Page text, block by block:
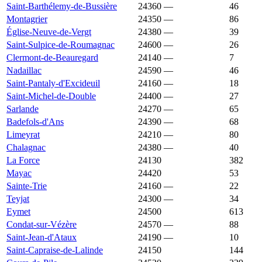
Saint-Barthélemy-de-Bussière
24360 —
46
Montagrier
24350 —
86
Église-Neuve-de-Vergt
24380 —
39
Saint-Sulpice-de-Roumagnac
24600 —
26
Clermont-de-Beauregard
24140 —
7
Nadaillac
24590 —
46
Saint-Pantaly-d'Excideuil
24160 —
18
Saint-Michel-de-Double
24400 —
27
Sarlande
24270 —
65
Badefols-d'Ans
24390 —
68
Limeyrat
24210 —
80
Chalagnac
24380 —
40
La Force
24130
382
Mayac
24420
53
Sainte-Trie
24160 —
22
Teyjat
24300 —
34
Eymet
24500
613
Condat-sur-Vézère
24570 —
88
Saint-Jean-d'Ataux
24190 —
10
Saint-Capraise-de-Lalinde
24150
144